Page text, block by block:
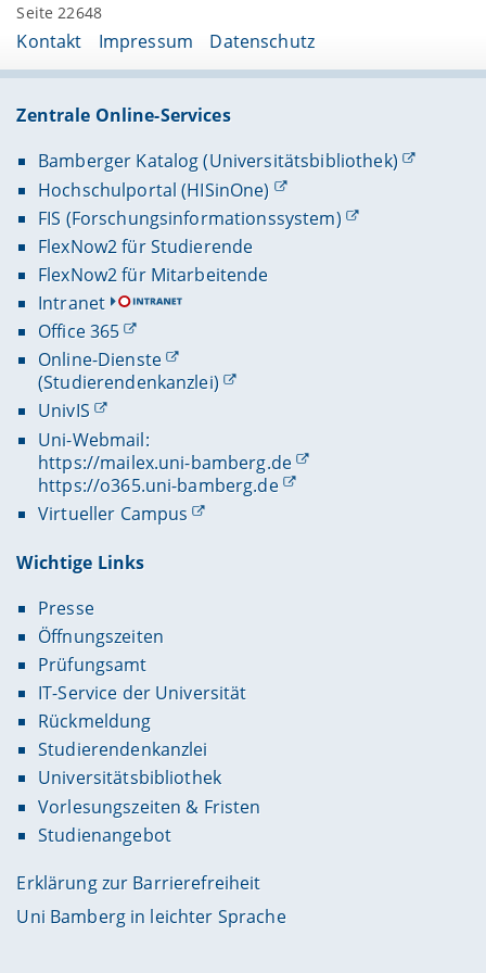
Seite 22648
Kontakt Impressum Datenschutz
Zentrale Online-Services
Bamberger Katalog (Universitätsbibliothek)
Hochschulportal (HISinOne)
FIS (Forschungsinformationssystem)
FlexNow2 für Studierende
FlexNow2 für Mitarbeitende
Intranet
Office 365
Online-Dienste
(Studierendenkanzlei)
UnivIS
Uni-Webmail:
https://mailex.uni-bamberg.de
https://o365.uni-bamberg.de
Virtueller Campus
Wichtige Links
Presse
Öffnungszeiten
Prüfungsamt
IT-Service der Universität
Rückmeldung
Studierendenkanzlei
Universitätsbibliothek
Vorlesungszeiten & Fristen
Studienangebot
Erklärung zur Barrierefreiheit
Uni Bamberg in leichter Sprache